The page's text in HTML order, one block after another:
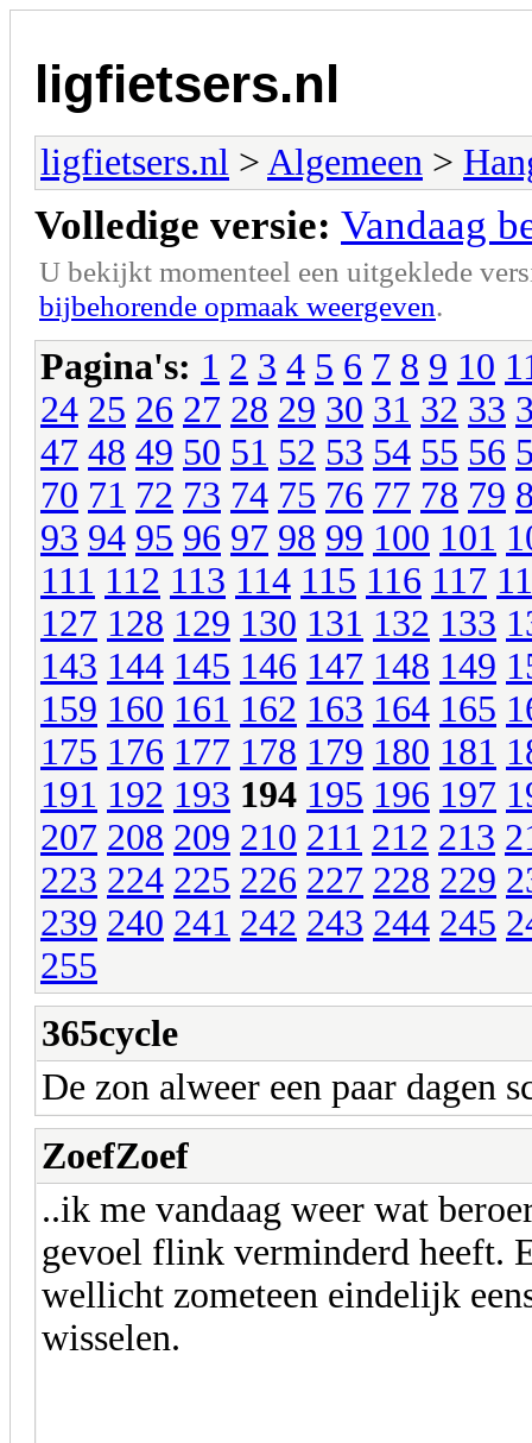
ligfietsers.nl
ligfietsers.nl > Algemeen >
Volledige versie: Vandaag
U bekijkt momenteel een uitgeklede
bijbehorende opmaak weergeven.
Pagina's: 1 2 3 4 5 6 7 8 9 10
24 25 26 27 28 29 30 31 32 33
47 48 49 50 51 52 53 54 55 56
70 71 72 73 74 75 76 77 78 79
93 94 95 96 97 98 99 100 101
111 112 113 114 115 116 117
127 128 129 130 131 132 133
143 144 145 146 147 148 149
159 160 161 162 163 164 165
175 176 177 178 179 180 181
191 192 193 194 195 196 197
207 208 209 210 211 212 213
223 224 225 226 227 228 229
239 240 241 242 243 244 245
255
365cycle
De zon alweer een paar dagen
ZoefZoef
..ik me vandaag weer wat
gevoel flink verminderd heeft.
wellicht zometeen eindelijk
wisselen.